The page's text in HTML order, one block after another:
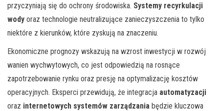
przyczyniają się do ochrony środowiska. Systemy recyrkulacji
wody oraz technologie neutralizujące zanieczyszczenia to tylko
niektóre z kierunków, które zyskują na znaczeniu.
Ekonomiczne prognozy wskazują na wzrost inwestycji w rozwój
wanien wychwytowych, co jest odpowiedzią na rosnące
zapotrzebowanie rynku oraz presję na optymalizację kosztów
operacyjnych. Eksperci przewidują, że integracja automatyzacji
oraz internetowych systemów zarządzania będzie kluczowa